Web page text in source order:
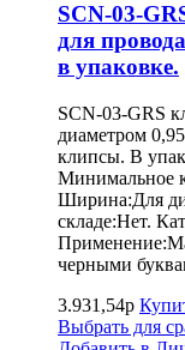
SCN-03-
для
в упаковке.
SCN-03-GRS
диаметром
клипсы. В
Минимальное
Ширина:Для
складе:Нет.
черными
3.931,54р
Выбрать для